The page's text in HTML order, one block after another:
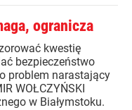
ogranicza
kwestię
bezpieczeństwo
problem narastający
WOŁCZYŃSKI
w Białymstoku.